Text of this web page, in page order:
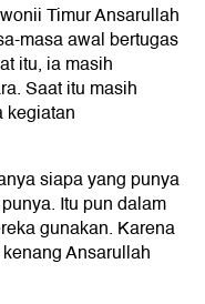
Timur Ansarullah
masa awal bertugas
itu, ia masih
Saat itu masih
kegiatan
siapa yang punya
Itu pun dalam
gunakan. Karena
Ansarullah